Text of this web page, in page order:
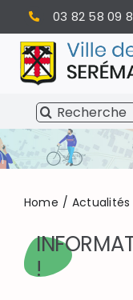
Passer
au
contenu
03 82 58 09
SÉRÉMANGE-
VIE MUNICIPALE
VIVRE À
INFOS PRATIQUES
Rechercher:
Home Actualités
!